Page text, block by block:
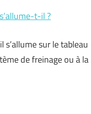
t-il ?
s’allume sur le tableau
de freinage ou à la